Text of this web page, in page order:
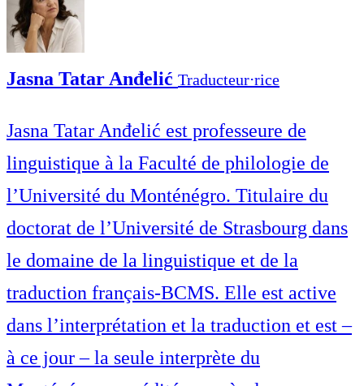
Jasna Tatar Anđelić Traducteur⋅rice
Jasna Tatar Anđelić est professeure de
linguistique à la Faculté de philologie de
l’Université du Monténégro. Titulaire du
doctorat de l’Université de Strasbourg dans
le domaine de la linguistique et de la
traduction français-BCMS. Elle est active
dans l’interprétation et la traduction et est –
à ce jour – la seule interprète du